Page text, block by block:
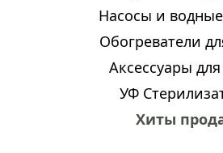
Насосы и
Обогреватели
Аксессуары
УФ
Хиты